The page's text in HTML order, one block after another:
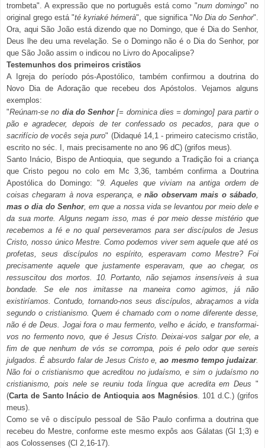
trombeta". A expressão que no português está como "num domingo" no
original grego está "té kyriaké hémerà", que significa "No Dia do Senhor".
Ora, aqui São João está dizendo que no Domingo, que é Dia do Senhor,
Deus lhe deu uma revelação. Se o Domingo não é o Dia do Senhor, por
que São João assim o indicou no Livro do Apocalipse?
Testemunhos dos primeiros cristãos
A Igreja do período pós-Apostólico, também confirmou a doutrina do
Novo Dia de Adoração que recebeu dos Apóstolos. Vejamos alguns
exemplos:
"Reúnam-se no dia do Senhor[= dominica dies = domingo] para partir o
pão e agradecer, depois de ter confessado os pecados, para que o
sacrifício de vocês seja puro" (Didaqué 14,1 - primeiro catecismo cristão,
escrito no séc. I, mais precisamente no ano 96 dC) (grifos meus).
Santo Inácio, Bispo de Antioquia, que segundo a Tradição foi a criança
que Cristo pegou no colo em Mc 3,36, também confirma a Doutrina
Apostólica do Domingo: "9. Aqueles que viviam na antiga ordem de
coisas chegaram à nova esperança, enão observam mais o sábado
mas o dia do Senhor, em que a nossa vida se levantou por meio dele e
da sua morte. Alguns negam isso, mas é por meio desse mistério que
recebemos a fé e no qual perseveramos para ser discípulos de Jesus
Cristo, nosso único Mestre. Como podemos viver sem aquele que até os
profetas, seus discípulos no espírito, esperavam como Mestre? Foi
precisamente aquele que justamente esperavam, que ao chegar, os
ressuscitou dos mortos. 10. Portanto, não sejamos insensíveis à sua
bondade. Se ele nos imitasse na maneira como agimos, já não
existiríamos. Contudo, tornando-nos seus discípulos, abraçamos a vida
segundo o cristianismo. Quem é chamado com o nome diferente desse,
não é de Deus. Jogai fora o mau fermento, velho e ácido, e transformai-
vos no fermento novo, que é Jesus Cristo. Deixai-vos salgar por ele, a
fim de que nenhum de vós se corrompa, pois é pelo odor que sereis
julgados. É absurdo falar de Jesus Cristo e,ao mesmo tempo judaizar.
Não foi o cristianismo que acreditou no judaísmo, e sim o judaísmo no
cristianismo, pois nele se reuniu toda língua que acredita em Deus "
(Carta de Santo Inácio de Antioquia aos Magnésios. 101 d.C.) (grifos
meus).
Como se vê o discípulo pessoal de São Paulo confirma a doutrina que
recebeu do Mestre, conforme este mesmo expôs aos Gálatas (Gl 1;3) e
aos Colossenses (Cl 2,16-17).